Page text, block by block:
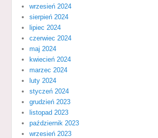
wrzesień 2024
sierpień 2024
lipiec 2024
czerwiec 2024
maj 2024
kwiecień 2024
marzec 2024
luty 2024
styczeń 2024
grudzień 2023
listopad 2023
październik 2023
wrzesień 2023